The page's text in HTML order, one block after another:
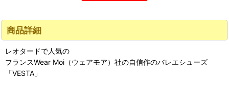
商品詳細
レオタードで人気の
フランスWear Moi（ウェアモア）社の自信作のバレエシューズ
「VESTA」